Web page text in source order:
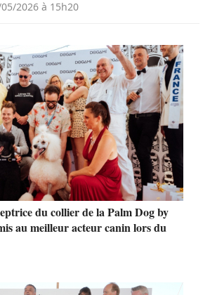
2026 à 15h20
du collier de la Palm Dog by
au meilleur acteur canin lors du